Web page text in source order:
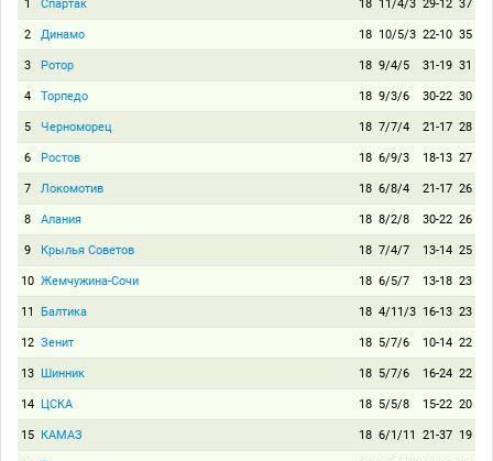
1 Спартак 18 11/4/3 29-12 37
2 Динамо 18 10/5/3 22-10 35
3 Ротор 18 9/4/5 31-19 31
4 Торпедо 18 9/3/6 30-22 30
5 Черноморец 18 7/7/4 21-17 28
6 Ростов 18 6/9/3 18-13 27
7 Локомотив 18 6/8/4 21-17 26
8 Алания 18 8/2/8 30-22 26
9 Крылья Советов 18 7/4/7 13-14 25
10 Жемчужина-Сочи 18 6/5/7 13-18 23
11 Балтика 18 4/11/3 16-13 23
12 Зенит 18 5/7/6 10-14 22
13 Шинник 18 5/7/6 16-24 22
14 ЦСКА 18 5/5/8 15-22 20
15 КАМАЗ 18 6/1/11 21-37 19